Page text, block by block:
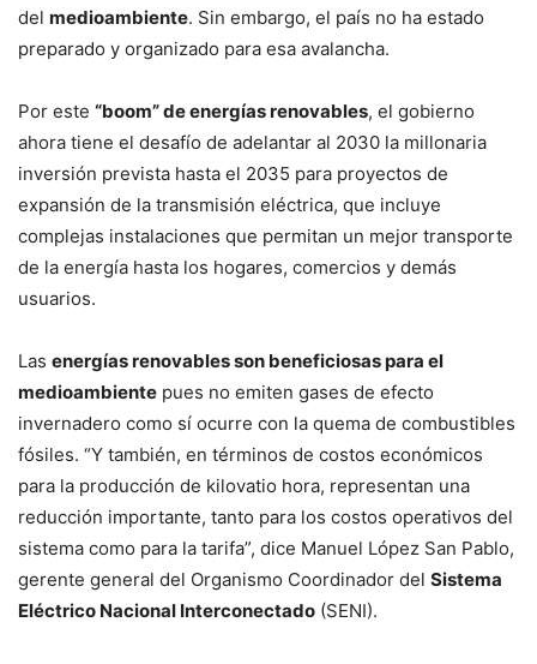
del medioambiente. Sin embargo, el país no ha estado
preparado y organizado para esa avalancha.
Por este “boom” de energías renovables, el gobierno
ahora tiene el desafío de adelantar al 2030 la millonaria
inversión prevista hasta el 2035 para proyectos de
expansión de la transmisión eléctrica, que incluye
complejas instalaciones que permitan un mejor transporte
de la energía hasta los hogares, comercios y demás
usuarios.
Las energías renovables son beneficiosas para el
medioambiente pues no emiten gases de efecto
invernadero como sí ocurre con la quema de combustibles
fósiles. “Y también, en términos de costos económicos
para la producción de kilovatio hora, representan una
reducción importante, tanto para los costos operativos del
sistema como para la tarifa”, dice Manuel López San Pablo,
gerente general del Organismo Coordinador del Sistema
Eléctrico Nacional Interconectado (SENI).